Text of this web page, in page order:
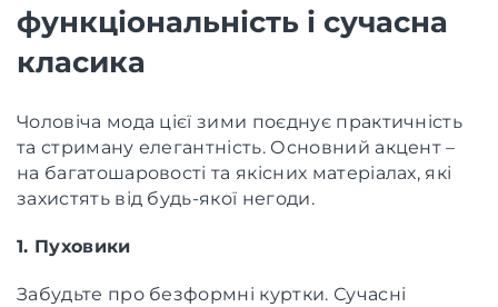
функціональність і сучасна
класика
Чоловіча мода цієї зими поєднує практичність
та стриману елегантність. Основний акцент –
на багатошаровості та якісних матеріалах, які
захистять від будь-якої негоди.
1. Пуховики
Забудьте про безформні куртки. Сучасні